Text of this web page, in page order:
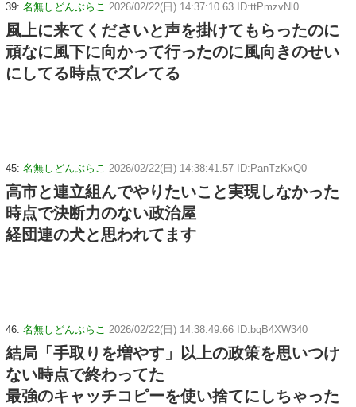
39: 名無しどんぶらこ 2026/02/22(日) 14:37:10.63 ID:ttPmzvNl0
風上に来てくださいと声を掛けてもらったのに
頑なに風下に向かって行ったのに風向きのせい
にしてる時点でズレてる
45: 名無しどんぶらこ 2026/02/22(日) 14:38:41.57 ID:PanTzKxQ0
高市と連立組んでやりたいこと実現しなかった
時点で決断力のない政治屋
経団連の犬と思われてます
46: 名無しどんぶらこ 2026/02/22(日) 14:38:49.66 ID:bqB4XW340
結局「手取りを増やす」以上の政策を思いつけ
ない時点で終わってた
最強のキャッチコピーを使い捨てにしちゃった